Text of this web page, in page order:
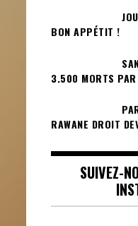
BON APPÉTIT !
3.500 MORTS PAR
RAWANE DROIT
SUIVEZ-